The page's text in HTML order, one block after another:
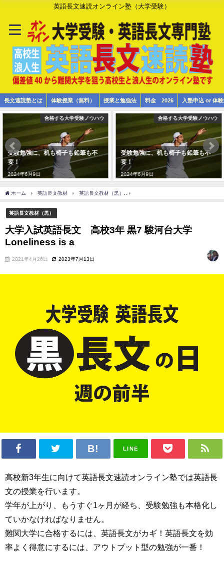
英語長文速読オンライン塾（大学受験）
長文速読塾とは 体験授業（無料） 授業と勉強法 料金 2026 入塾申込 or 体
合格する大学受験ノウハウ
受験勉強に、机も椅子も鉛筆も不
要！
2024年6月9日
合格する大学受験ノウハウ
受験勉強に、机も椅子も鉛筆も不
要！
2024年6月9日
ホーム 英語長文教材 英語長文教材（黒）
英語長文教材（黒）
大学入試英語長文 高校3年 黒7 駿河台大学
Loneliness is a
2021年4月26日 2023年7月13日
LINE
高校新3年生に向けて英語長文速読オンライン塾では英語長
文の授業を行います。
学年が上がり、もうすぐ1ヶ月が経ち、受験勉強も本格化し
ていかなければなりません。
難関大学に合格するには、英語長文がカギ！英語長文を効
率よく得意にするには、アウトプット型の勉強が一番！